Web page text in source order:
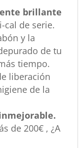
brillante
cal de serie.
y la
de tu
tiempo.
liberación
de la
de 200€ , ¿A